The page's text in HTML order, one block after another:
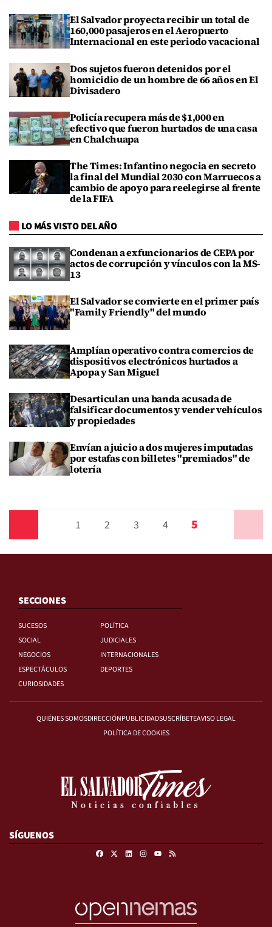
El Salvador proyecta recibir un total de
160,000 pasajeros en el Aeropuerto
Internacional en este periodo vacacional
Dos sujetos fueron detenidos por el
homicidio de un hombre de 66 años en El
Divisadero
Policía recupera más de $1,000 en
efectivo que fueron hurtados de una casa
en Chalchuapa
The Times: Infantino negocia en secreto
la final del Mundial 2030 con Marruecos a
cambio de apoyo para reelegirse al frente
de la FIFA
LO MÁS VISTO DEL AÑO
Condenan a exfuncionarios de CEPA por
actos de corrupción y vínculos con la MS-
13
El Salvador se convierte en el primer país
"Family Friendly" del mundo
Amplían operativo contra comercios de
dispositivos electrónicos hurtados a
Apopa y San Miguel
Desarticulan una banda acusada de
falsificar documentos y vender vehículos
y propiedades
Envían a juicio a dos mujeres imputadas
por estafas con billetes "premiados" de
lotería
1 2 3 4 5
SECCIONES
SUCESOS
POLÍTICA
SOCIAL
JUDICIALES
NEGOCIOS
INTERNACIONALES
ESPECTÁCULOS
DEPORTES
CURIOSIDADES
QUIÉNES SOMOSDIRECCIÓNPUBLICIDADSUSCRÍBETEAVISO LEGAL
POLÍTICA DE COOKIES
SÍGUENOS
FacebookLinkedinInstagramRSS